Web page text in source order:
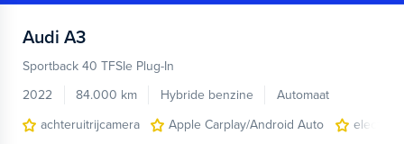
Audi A3
Sportback 40 TFSIe Plug-In
2022
84.000 km Hybride benzine
Automaat
achteruitrijcamera
Apple Carplay/Android Auto